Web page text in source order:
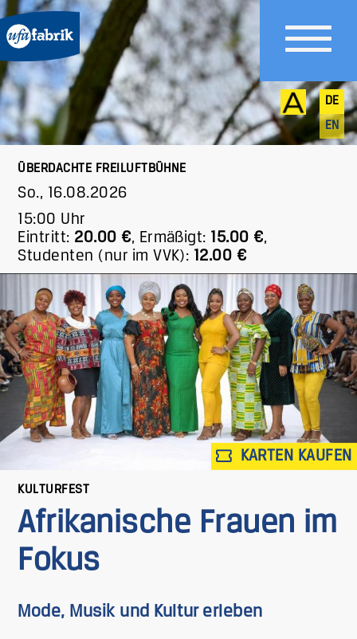
DE
EN
ÜBERDACHTE FREILUFTBÜHNE
So., 16.08.2026
15:00 Uhr
Eintritt: 20.00 €, Ermäßigt: 15.00 €,
Studenten (nur im VVK): 12.00 €
KARTEN KAUFEN
KULTURFEST
Afrikanische Frauen im
Fokus
Mode, Musik und Kultur erleben